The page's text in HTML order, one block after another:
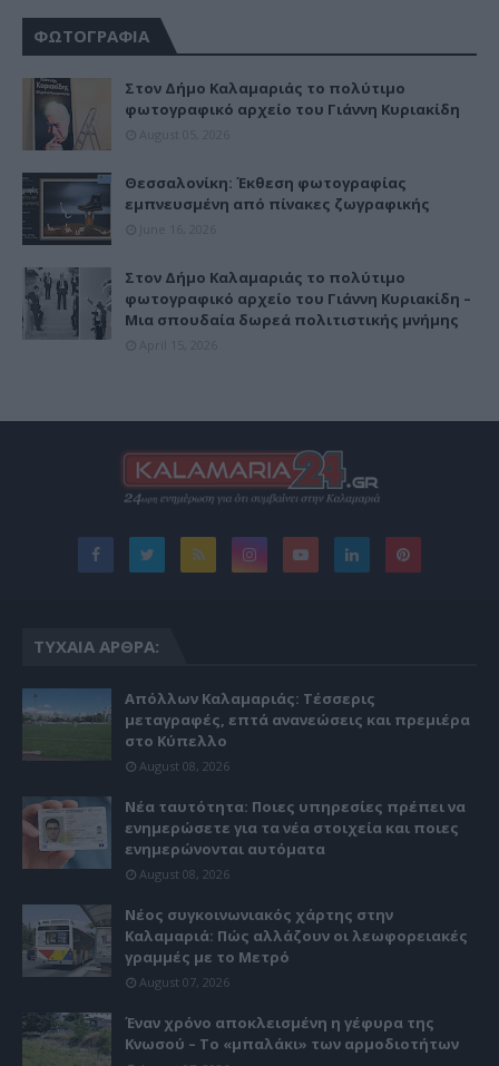
ΦΩΤΟΓΡΑΦΙΑ
Στον Δήμο Καλαμαριάς το πολύτιμο
φωτογραφικό αρχείο του Γιάννη Κυριακίδη
Θεσσαλονίκη: Έκθεση φωτογραφίας
εμπνευσμένη από πίνακες ζωγραφικής
Στον Δήμο Καλαμαριάς το πολύτιμο
φωτογραφικό αρχείο του Γιάννη Κυριακίδη –
Μια σπουδαία δωρεά πολιτιστικής μνήμης
ΤΥΧΑΊΑ ΆΡΘΡΑ:
Απόλλων Καλαμαριάς: Τέσσερις
μεταγραφές, επτά ανανεώσεις και πρεμιέρα
στο Κύπελλο
August 08, 2026
Νέα ταυτότητα: Ποιες υπηρεσίες πρέπει να
ενημερώσετε για τα νέα στοιχεία και ποιες
ενημερώνονται αυτόματα
August 08, 2026
Νέος συγκοινωνιακός χάρτης στην
Καλαμαριά: Πώς αλλάζουν οι λεωφορειακές
γραμμές με το Μετρό
August 07, 2026
Έναν χρόνο αποκλεισμένη η γέφυρα της
Κνωσού – Το «μπαλάκι» των αρμοδιοτήτων